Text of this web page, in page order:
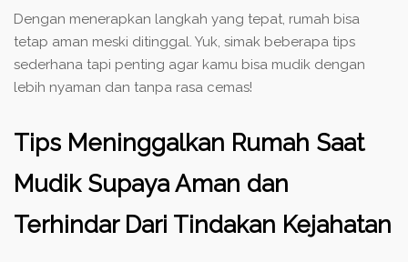
Dengan menerapkan langkah yang tepat, rumah bisa
tetap aman meski ditinggal. Yuk, simak beberapa tips
sederhana tapi penting agar kamu bisa mudik dengan
lebih nyaman dan tanpa rasa cemas!
Tips Meninggalkan Rumah Saat
Mudik Supaya Aman dan
Terhindar Dari Tindakan Kejahatan